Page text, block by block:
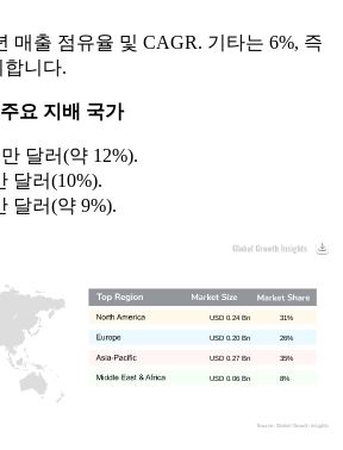
매출 점유율 및 CAGR. 기타는 6%, 즉
합니다.
요 지배 국가
달러(약 12%).
달러(10%).
달러(약 9%).
8%
USD 0.06 Bn
35%
USD 0.27 Bn
26%
USD 0.20 Bn
31%
USD 0.24 Bn